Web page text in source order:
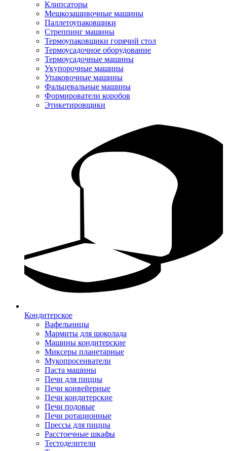
Клипсаторы
Мешкозашивочные машины
Паллетоупаковщики
Стреппинг машины
Термоупаковщики горячий стол
Термоусадочное оборудование
Термоусадочные машины
Укупорочные машины
Упаковочные машины
Фальцевальные машины
Формирователи коробов
Этикетировщики
Кондитерское
Вафельницы
Мармиты для шоколада
Машины кондитерские
Миксеры планетарные
Мукопросеиватели
Паста машины
Печи для пиццы
Печи конвейерные
Печи кондитерские
Печи подовые
Печи ротационные
Прессы для пиццы
Расстоечные шкафы
Тестоделители